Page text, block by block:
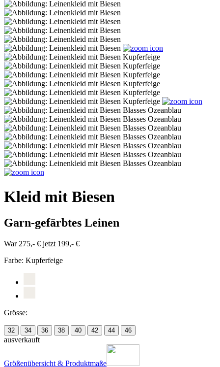
Kleid mit Biesen
Garn-gefärbtes Leinen
War 275,- € jetzt 199,- €
Farbe: Kupferfeige
Grösse:
32 34 36 38 40 42 44 46
ausverkauft
Größenübersicht & Produktmaße